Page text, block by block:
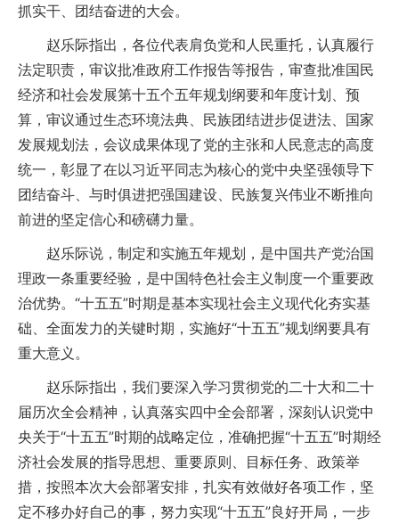
抓实干、团结奋进的大会。
赵乐际指出，各位代表肩负党和人民重托，认真履行
法定职责，审议批准政府工作报告等报告，审查批准国民
经济和社会发展第十五个五年规划纲要和年度计划、预
算，审议通过生态环境法典、民族团结进步促进法、国家
发展规划法，会议成果体现了党的主张和人民意志的高度
统一，彰显了在以习近平同志为核心的党中央坚强领导下
团结奋斗、与时俱进把强国建设、民族复兴伟业不断推向
前进的坚定信心和磅礴力量。
赵乐际说，制定和实施五年规划，是中国共产党治国
理政一条重要经验，是中国特色社会主义制度一个重要政
治优势。“十五五”时期是基本实现社会主义现代化夯实基
础、全面发力的关键时期，实施好“十五五”规划纲要具有
重大意义。
赵乐际指出，我们要深入学习贯彻党的二十大和二十
届历次全会精神，认真落实四中全会部署，深刻认识党中
央关于“十五五”时期的战略定位，准确把握“十五五”时期经
济社会发展的指导思想、重要原则、目标任务、政策举
措，按照本次大会部署安排，扎实有效做好各项工作，坚
定不移办好自己的事，努力实现“十五五”良好开局，一步